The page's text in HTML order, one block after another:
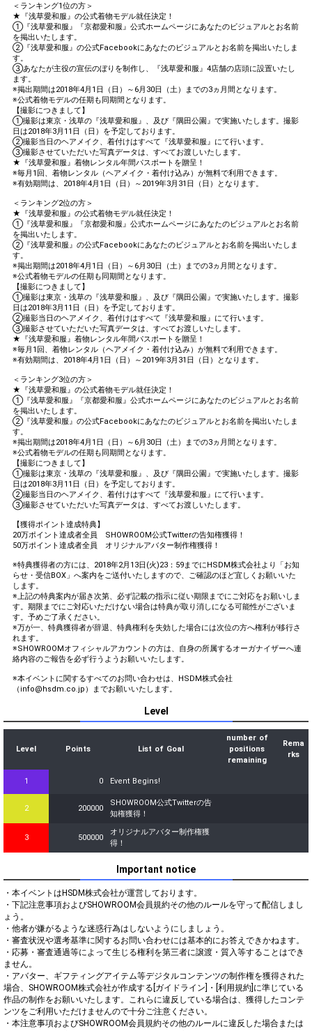
＜ランキング1位の方＞
★『浅草愛和服』の公式着物モデル就任決定！
①『浅草愛和服』『京都愛和服』公式ホームページにあなたのビジュアルとお名前
を掲出いたします。
②『浅草愛和服』の公式Facebookにあなたのビジュアルとお名前を掲出いたしま
す。
③あなたが主役の宣伝のぼりを制作し、『浅草愛和服』4店舗の店頭に設置いたし
ます。
※掲出期間は2018年4月1日（日）～6月30日（土）までの3ヵ月間となります。
※公式着物モデルの任期も同期間となります。
【撮影につきまして】
①撮影は東京・浅草の『浅草愛和服』、及び『隅田公園』で実施いたします。撮影
日は2018年3月11日（日）を予定しております。
②撮影当日のヘアメイク、着付けはすべて『浅草愛和服』にて行います。
③撮影させていただいた写真データは、すべてお渡しいたします。
★『浅草愛和服』着物レンタル年間パスポートを贈呈！
※毎月1回、着物レンタル（ヘアメイク・着付け込み）が無料で利用できます。
※有効期間は、2018年4月1日（日）～2019年3月31日（日）となります。
＜ランキング2位の方＞
★『浅草愛和服』の公式着物モデル就任決定！
①『浅草愛和服』『京都愛和服』公式ホームページにあなたのビジュアルとお名前
を掲出いたします。
②『浅草愛和服』の公式Facebookにあなたのビジュアルとお名前を掲出いたしま
す。
※掲出期間は2018年4月1日（日）～6月30日（土）までの3ヵ月間となります。
※公式着物モデルの任期も同期間となります。
【撮影につきまして】
①撮影は東京・浅草の『浅草愛和服』、及び『隅田公園』で実施いたします。撮影
日は2018年3月11日（日）を予定しております。
②撮影当日のヘアメイク、着付けはすべて『浅草愛和服』にて行います。
③撮影させていただいた写真データは、すべてお渡しいたします。
★『浅草愛和服』着物レンタル年間パスポートを贈呈！
※毎月1回、着物レンタル（ヘアメイク・着付け込み）が無料で利用できます。
※有効期間は、2018年4月1日（日）～2019年3月31日（日）となります。
＜ランキング3位の方＞
★『浅草愛和服』の公式着物モデル就任決定！
①『浅草愛和服』『京都愛和服』公式ホームページにあなたのビジュアルとお名前
を掲出いたします。
②『浅草愛和服』の公式Facebookにあなたのビジュアルとお名前を掲出いたしま
す。
※掲出期間は2018年4月1日（日）～6月30日（土）までの3ヵ月間となります。
※公式着物モデルの任期も同期間となります。
【撮影につきまして】
①撮影は東京・浅草の『浅草愛和服』、及び『隅田公園』で実施いたします。撮影
日は2018年3月11日（日）を予定しております。
②撮影当日のヘアメイク、着付けはすべて『浅草愛和服』にて行います。
③撮影させていただいた写真データは、すべてお渡しいたします。
【獲得ポイント達成特典】
20万ポイント達成者全員 SHOWROOM公式Twitterの告知権獲得！
50万ポイント達成者全員 オリジナルアバター制作権獲得！
※特典獲得者の方には、2018年2月13日(火)23：59までにHSDM株式会社より「お知
らせ・受信BOX」へ案内をご送付いたしますので、ご確認のほど宜しくお願いいた
します。
※上記の特典案内が届き次第、必ず記載の指示に従い期限までにご対応をお願いしま
す。期限までにご対応いただけない場合は特典が取り消しになる可能性がございま
す。予めご了承ください。
※万が一、特典獲得者が辞退、特典権利を失効した場合には次位の方へ権利が移行さ
れます。
※SHOWROOMオフィシャルアカウントの方は、自身の所属するオーガナイザーへ連
絡内容のご報告を必ず行うようお願いいたします。
※本イベントに関するすべてのお問い合わせは、HSDM株式会社
（info@hsdm.co.jp）までお願いいたします。
Level
Level Points List of Goal
number of
positions
remaining
Rema
rks
1 0 Event Begins!
2 200000
SHOWROOM公式Twitterの告
知権獲得！
3 500000
オリジナルアバター制作権獲
得！
Important notice
・本イベントはHSDM株式会社が運営しております。
・下記注意事項およびSHOWROOM会員規約その他のルールを守って配信しまし
ょう。
・他者が嫌がるような迷惑行為はしないようにしましょう。
・審査状況や選考基準に関するお問い合わせには基本的にお答えできかねます。
・応募・審査通過等によって生じる権利を第三者に譲渡・質入等することはでき
ません。
・アバター、ギフティングアイテム等デジタルコンテンツの制作権を獲得された
場合、SHOWROOM株式会社が作成する[ガイドライン]・[利用規約]に準じている
作品の制作をお願いいたします。これらに違反している場合は、獲得したコンテ
ンツをご利用いただけませんので十分ご注意ください。
・本注意事項およびSHOWROOM会員規約その他のルールに違反した場合または